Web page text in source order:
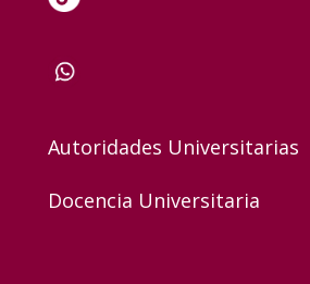
Autoridades Universitarias
Docencia Universitaria